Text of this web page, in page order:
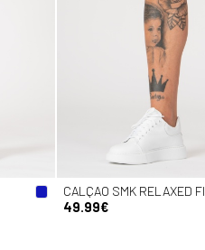
CALÇAO SMK RELAXED
49.99€